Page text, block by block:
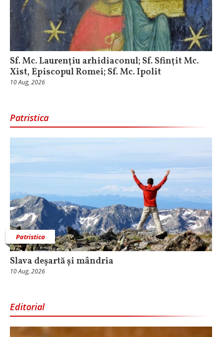
Sf. Mc. Laurenţiu arhidiaconul; Sf. Sfinţit Mc.
Xist, Episcopul Romei; Sf. Mc. Ipolit
10 Aug, 2026
Patristica
Patristica
Slava deșartă și mândria
10 Aug, 2026
Editorial